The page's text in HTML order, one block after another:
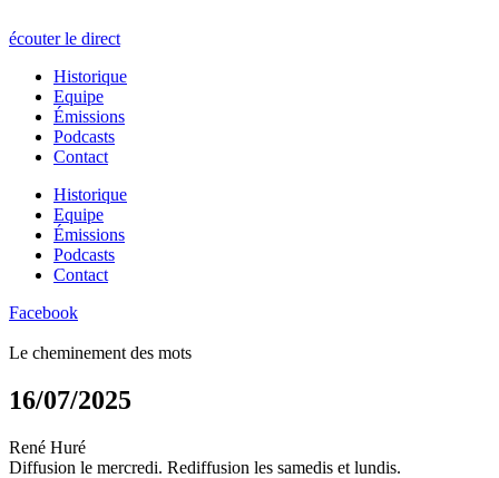
écouter le direct
Historique
Equipe
Émissions
Podcasts
Contact
Historique
Equipe
Émissions
Podcasts
Contact
Facebook
Le cheminement des mots
16/07/2025
René Huré
Diffusion le mercredi. Rediffusion les samedis et lundis.